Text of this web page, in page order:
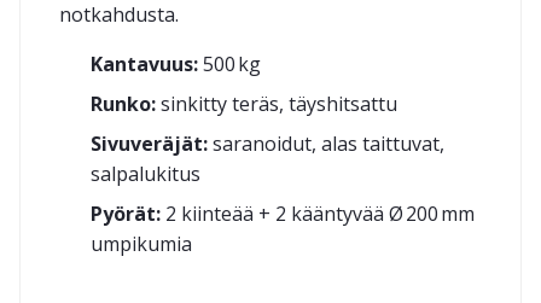
notkahdusta.
Kantavuus:500 kg
Runko:sinkitty teräs, täyshitsattu
Sivuveräjät:saranoidut, alas taittuvat,
salpalukitus
Pyörät:2 kiinteää + 2 kääntyvää Ø 200 mm
umpikumia